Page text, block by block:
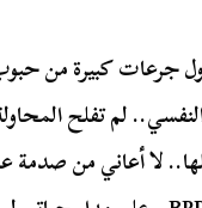
جرعات كبيرة من
النفسي.. لم تفلح
لا أعاني من صدمة